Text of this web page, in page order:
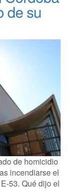
de su
de homicidio
incendiarse el
53. Qué dijo el